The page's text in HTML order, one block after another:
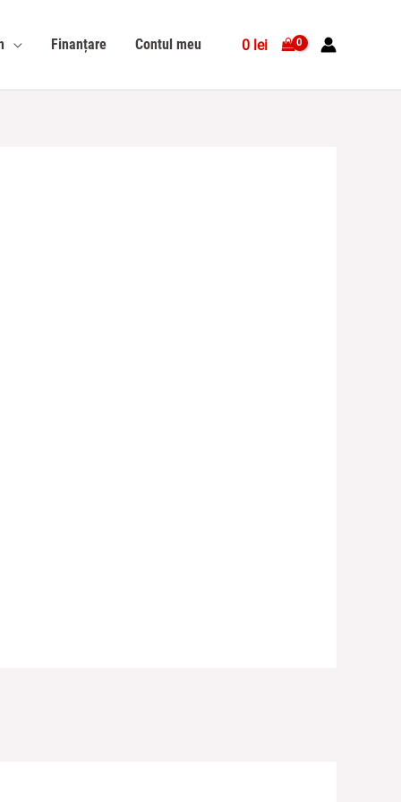
Finanțare Contul meu 0 lei